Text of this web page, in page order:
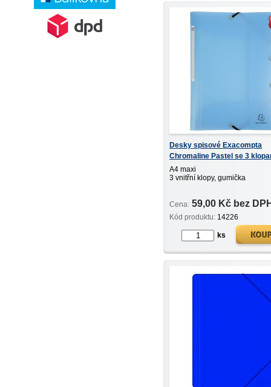
Desky spisové Exacompta
Chromaline Pastel se 3
gumičkou PP modré
A4 maxi
3 vnitřní klopy, gumička
Cena: 59,00 Kč bez
Kód produktu: 14226
ks